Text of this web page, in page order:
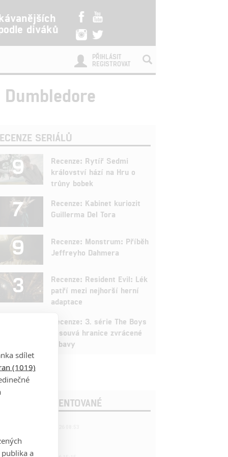
diváků
PŘIHLÁSIT
REGISTROVAT
SERIÁLŮ
9
Recenze: Rytíř Sedmi
království hází na Hru o
trůny bobek
7
Recenze: Kabinet kuriozit
Guillerma Del Tora
9
Recenze: Monstrum: Příběh
Jeffreyho Dahmera
3
Recenze: Resident Evil: Lék
patří mezi nejhorší herní
adaptace
Recenze: 3. série The Boys
posouvá hranice zvrácené
zábavy
KOMENTOVANÉ
彈專家
sdílet
(1019)
a